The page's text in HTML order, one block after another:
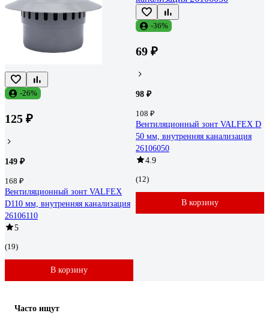
-26%
125 ₽
149 ₽
168 ₽
Вентиляционный зонт VALFEX
D110 мм, внутренняя канализация
26106110
5
(19)
В корзину
-36%
69 ₽
98 ₽
108 ₽
Вентиляционный зонт VALFEX D
50 мм, внутренняя канализация
26106050
4.9
(12)
В корзину
Часто ищут